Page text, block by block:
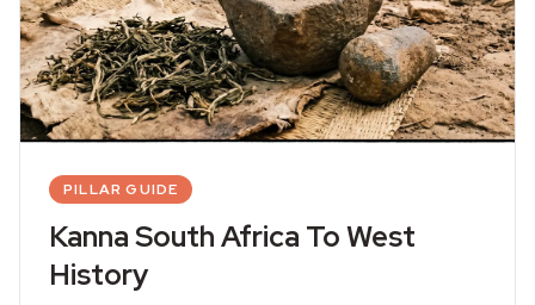
PILLAR GUIDE
Kanna South Africa To West
History